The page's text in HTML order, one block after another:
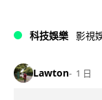
科技娛樂 影視
Lawton 1 日